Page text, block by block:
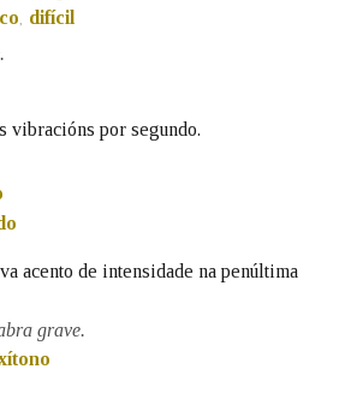
difícil
vibracións por segundo.
acento de intensidade na penúltima
grave.